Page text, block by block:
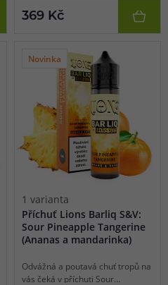
kterou zkrátka nezapomenete.
jednom celku, to je opravdová
369 Kč
Novinka
1 varianta
Příchuť Lions Barliq S&V:
Sour Pineapple Tangerine
(Ananas a mandarinka)
Odvážná a poutavá chuť tropů na
vás čeká v příchuti Sour